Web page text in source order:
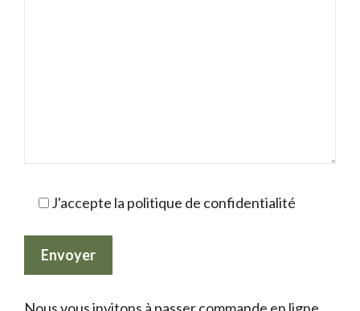
J'accepte la politique de confidentialité